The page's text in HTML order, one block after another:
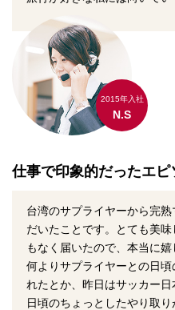
2015年入社
N.S
仕事で印象的だったエピ
台湾のサプライヤーから完
だいたことです。とても美
もなく届いたので、本当に嬉
何よりサプライヤーとの日
れたとか、昨日はサッカー
日頃のちょっとしたやり取り